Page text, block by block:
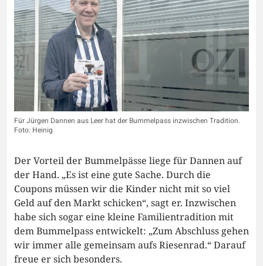
Für Jürgen Dannen aus Leer hat der Bummelpass inzwischen Tradition.
Foto: Heinig
Der Vorteil der Bummelpässe liege für Dannen auf
der Hand. „Es ist eine gute Sache. Durch die
Coupons müssen wir die Kinder nicht mit so viel
Geld auf den Markt schicken“, sagt er. Inzwischen
habe sich sogar eine kleine Familientradition mit
dem Bummelpass entwickelt: „Zum Abschluss gehen
wir immer alle gemeinsam aufs Riesenrad.“ Darauf
freue er sich besonders.